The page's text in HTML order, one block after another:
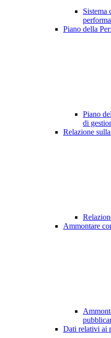
Sistema
Piano della
Piano
di
Relazione
Ammontare
Dati relativi ai